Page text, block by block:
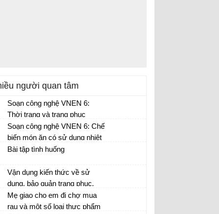
người quan tâm
Soạn công nghệ VNEN 6:
Thời trang và trang phục
Soạn công nghệ VNEN 6: Chế
biến món ăn có sử dụng nhiệt
Bài tập tình huống
Vận dụng kiến thức về sử
dung, bảo quản trang phục,
thảo luận nhóm để làm các bài
tập tình huống
Mẹ giao cho em đi chợ mua
rau và một số loại thực phẩm